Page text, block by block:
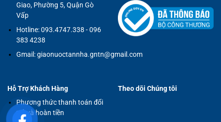
Giao, Phường 5, Quận Gò
Vấp
Hotline:093.4747.338 - 096
383 4238
Gmail:giaonuoctannha.gntn@gmail.com
Hỗ Trợ Khách Hàng
Phương thức thanh toán đổi
trả và hoàn tiền
Theo dõi Chúng tôi